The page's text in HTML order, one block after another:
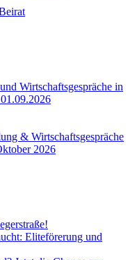
Wirtschaftsgespräche in
& Wirtschaftsgespräche
2026
Eliteförerung und